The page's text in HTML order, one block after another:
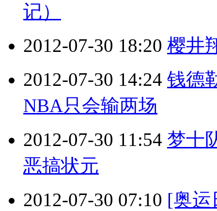
记）
2012-07-30 18:20 樱井
2012-07-30 14:24 钱德
NBA只会输两场
2012-07-30 11:54 梦十
恶搞状元
2012-07-30 07:10 [奥运